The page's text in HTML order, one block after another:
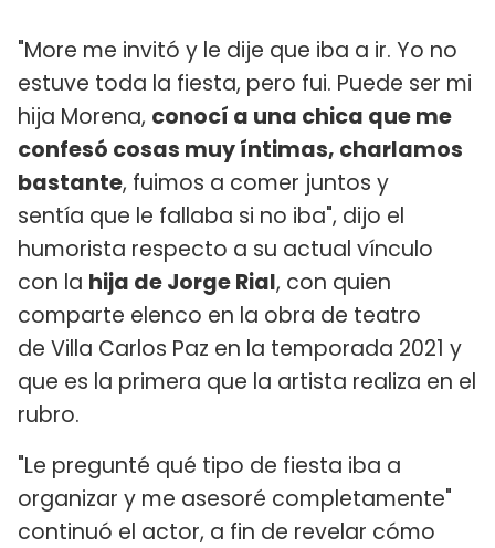
"More me invitó y le dije que iba a ir. Yo no
estuve toda la fiesta, pero fui. Puede ser mi
hija Morena, conocí a una chica que me
confesó cosas muy íntimas, charlamos
bastante, fuimos a comer juntos y
sentía que le fallaba si no iba", dijo el
humorista respecto a su actual vínculo
con la hija de Jorge Rial, con quien
comparte elenco en la obra de teatro
de Villa Carlos Paz en la temporada 2021 y
que es la primera que la artista realiza en el
rubro.
"Le pregunté qué tipo de fiesta iba a
organizar y me asesoré completamente"
continuó el actor, a fin de revelar cómo